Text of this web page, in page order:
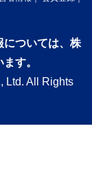
については、株
す。
Ltd. All Rights